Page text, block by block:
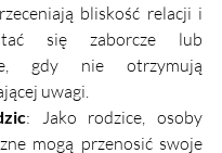
bliskość relacji i
się zaborcze lub
gdy nie otrzymują
uwagi.
: Jako rodzice, osoby
mogą przenosić swoje